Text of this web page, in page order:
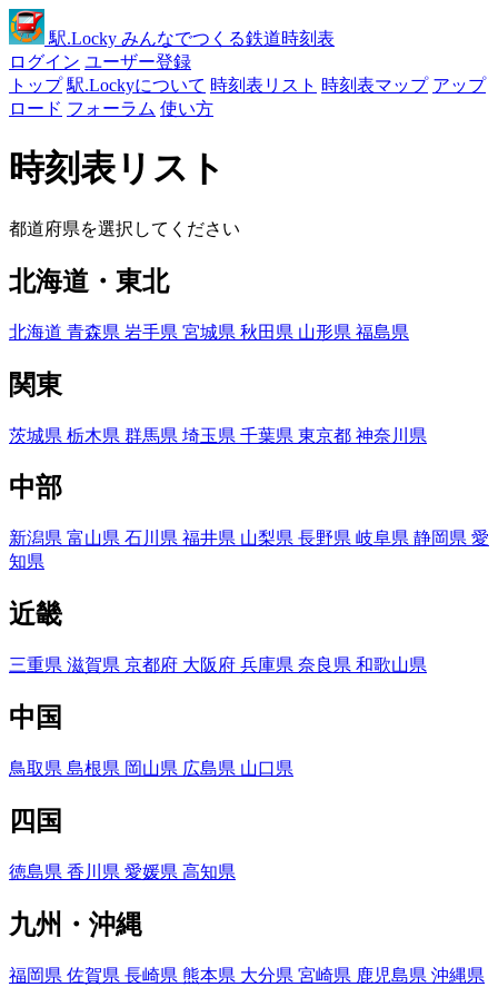
駅.Locky みんなでつくる鉄道時刻表
ログイン ユーザー登録
トップ 駅.Lockyについて 時刻表リスト 時刻表マップ アップ
ロード フォーラム 使い方
時刻表リスト
都道府県を選択してください
北海道・東北
北海道 青森県 岩手県 宮城県 秋田県 山形県 福島県
関東
茨城県 栃木県 群馬県 埼玉県 千葉県 東京都 神奈川県
中部
新潟県 富山県 石川県 福井県 山梨県 長野県 岐阜県 静岡県 愛
知県
近畿
三重県 滋賀県 京都府 大阪府 兵庫県 奈良県 和歌山県
中国
鳥取県 島根県 岡山県 広島県 山口県
四国
徳島県 香川県 愛媛県 高知県
九州・沖縄
福岡県 佐賀県 長崎県 熊本県 大分県 宮崎県 鹿児島県 沖縄県